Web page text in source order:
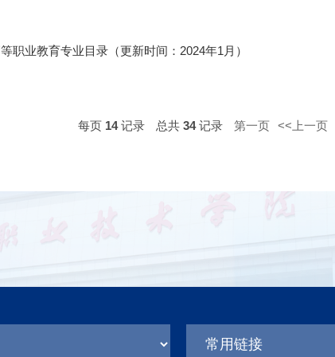
职业教育专业目录（更新时间：2024年1月）
每页 14记录 总共34记录 第一页 <<上一页